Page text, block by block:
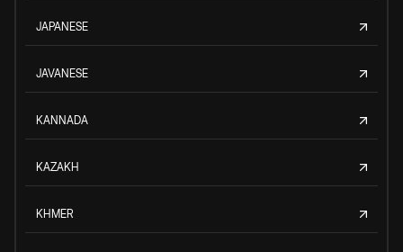
JAPANESE
JAVANESE
KANNADA
KAZAKH
KHMER